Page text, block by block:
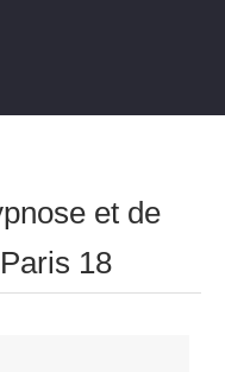
et de
18